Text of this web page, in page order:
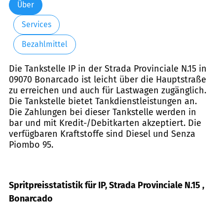
Über
Services
Bezahlmittel
Die Tankstelle IP in der Strada Provinciale N.15 in
09070 Bonarcado ist leicht über die Hauptstraße
zu erreichen und auch für Lastwagen zugänglich.
Die Tankstelle bietet Tankdienstleistungen an.
Die Zahlungen bei dieser Tankstelle werden in
bar und mit Kredit-/Debitkarten akzeptiert. Die
verfügbaren Kraftstoffe sind Diesel und Senza
Piombo 95.
Spritpreisstatistik für IP, Strada Provinciale N.15 ,
Bonarcado